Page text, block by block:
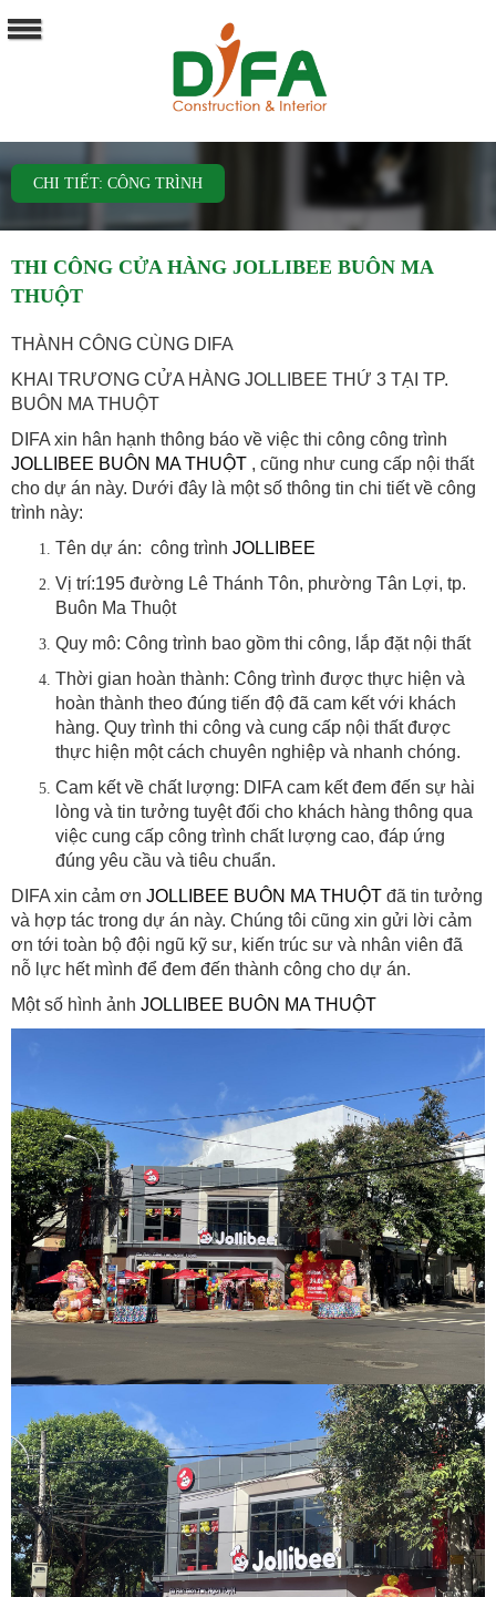
CHI TIẾT: CÔNG TRÌNH
THI CÔNG CỬA HÀNG JOLLIBEE BUÔN MA
THUỘT
THÀNH CÔNG CÙNG DIFA
KHAI TRƯƠNG CỬA HÀNG JOLLIBEE THỨ 3 TẠI TP.
BUÔN MA THUỘT
DIFA xin hân hạnh thông báo về việc thi công công trình
JOLLIBEE BUÔN MA THUỘT , cũng như cung cấp nội thất
cho dự án này. Dưới đây là một số thông tin chi tiết về công
trình này:
Tên dự án: công trình JOLLIBEE
Vị trí:195 đường Lê Thánh Tôn, phường Tân Lợi, tp.
Buôn Ma Thuột
Quy mô: Công trình bao gồm thi công, lắp đặt nội thất
Thời gian hoàn thành: Công trình được thực hiện và
hoàn thành theo đúng tiến độ đã cam kết với khách
hàng. Quy trình thi công và cung cấp nội thất được
thực hiện một cách chuyên nghiệp và nhanh chóng.
Cam kết về chất lượng: DIFA cam kết đem đến sự hài
lòng và tin tưởng tuyệt đối cho khách hàng thông qua
việc cung cấp công trình chất lượng cao, đáp ứng
đúng yêu cầu và tiêu chuẩn.
DIFA xin cảm ơn JOLLIBEE BUÔN MA THUỘT đã tin tưởng
và hợp tác trong dự án này. Chúng tôi cũng xin gửi lời cảm
ơn tới toàn bộ đội ngũ kỹ sư, kiến trúc sư và nhân viên đã
nỗ lực hết mình để đem đến thành công cho dự án.
Một số hình ảnh JOLLIBEE BUÔN MA THUỘT